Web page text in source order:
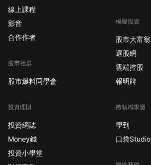
線上課程
影音
合作作者
股市社群
股市爆料同學會
投資理財
投資網誌
Money錢
投資小學堂
模擬投資
股市大富翁
選股網
雲端控股
報明牌
跨領域學習
學到
口袋Studio